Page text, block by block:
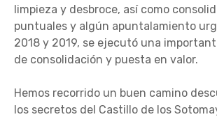
limpieza y desbroce, así como
puntuales y algún apuntalamiento
2018 y 2019, se ejecutó una
de consolidación y puesta en valor.
Hemos recorrido un buen camino
los secretos del Castillo de los